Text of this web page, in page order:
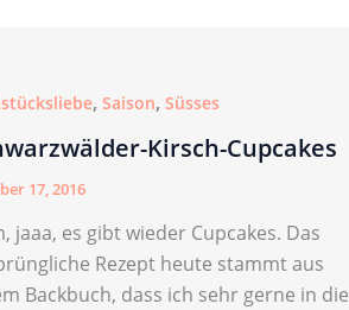
, Saison, Süsses
Kirsch-Cupcakes
17, 2016
jaaa, es gibt wieder Cupcakes. Das
Rezept heute stammt aus
Backbuch, dass ich sehr gerne in die